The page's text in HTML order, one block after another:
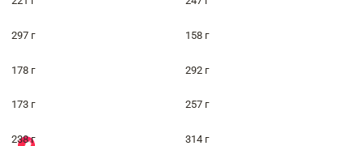
297 г 158 г
178 г 292 г
173 г 257 г
238 г 314 г